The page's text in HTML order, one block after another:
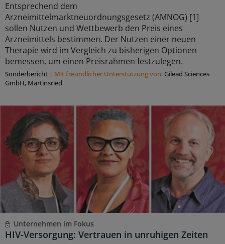
Entsprechend dem
Arzneimittelmarktneuordnungsgesetz (AMNOG) [1]
sollen Nutzen und Wettbewerb den Preis eines
Arzneimittels bestimmen. Der Nutzen einer neuen
Therapie wird im Vergleich zu bisherigen Optionen
bemessen, um einen Preisrahmen festzulegen.
Sonderbericht | Mit freundlicher Unterstützung von: Gilead Sciences
GmbH, Martinsried
Unternehmen im Fokus
HIV-Versorgung: Vertrauen in unruhigen Zeiten